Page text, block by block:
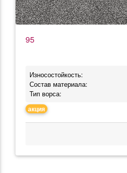
95
Износостойкость:
Состав материала:
Тип ворса:
акция